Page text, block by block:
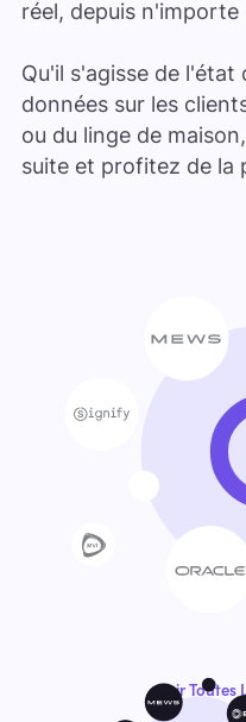
réel, depuis n'importe
Qu'il s'agisse de l'état
données sur les
ou du linge de
suite et profitez de la
Voir Toutes